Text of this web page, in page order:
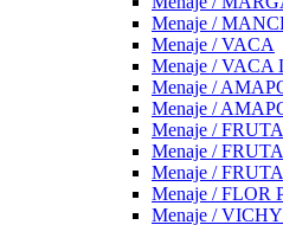
Menaje /
Menaje / VACA
Menaje / VACA
Menaje /
Menaje /
Menaje /
Menaje /
Menaje /
Menaje / FLOR
Menaje /